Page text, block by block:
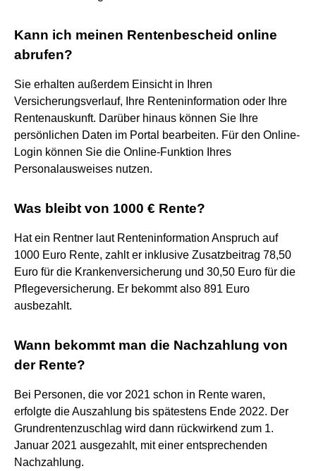
Kann ich meinen Rentenbescheid online
abrufen?
Sie erhalten außerdem Einsicht in Ihren
Versicherungsverlauf, Ihre Renteninformation oder Ihre
Rentenauskunft. Darüber hinaus können Sie Ihre
persönlichen Daten im Portal bearbeiten. Für den Online-
Login können Sie die Online-Funktion Ihres
Personalausweises nutzen.
Was bleibt von 1000 € Rente?
Hat ein Rentner laut Renteninformation Anspruch auf
1000 Euro Rente, zahlt er inklusive Zusatzbeitrag 78,50
Euro für die Krankenversicherung und 30,50 Euro für die
Pflegeversicherung. Er bekommt also 891 Euro
ausbezahlt.
Wann bekommt man die Nachzahlung von
der Rente?
Bei Personen, die vor 2021 schon in Rente waren,
erfolgte die Auszahlung bis spätestens Ende 2022. Der
Grundrentenzuschlag wird dann rückwirkend zum 1.
Januar 2021 ausgezahlt, mit einer entsprechenden
Nachzahlung.